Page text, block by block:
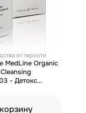
от перхоти
MedLine Organic
- Детокс